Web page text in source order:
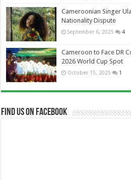
Cameroonian Singer
Nationality Dispute
September 6, 2025 4
Cameroon to Face DR
2026 World Cup Spot
October 15, 2025 1
Find us on Facebook